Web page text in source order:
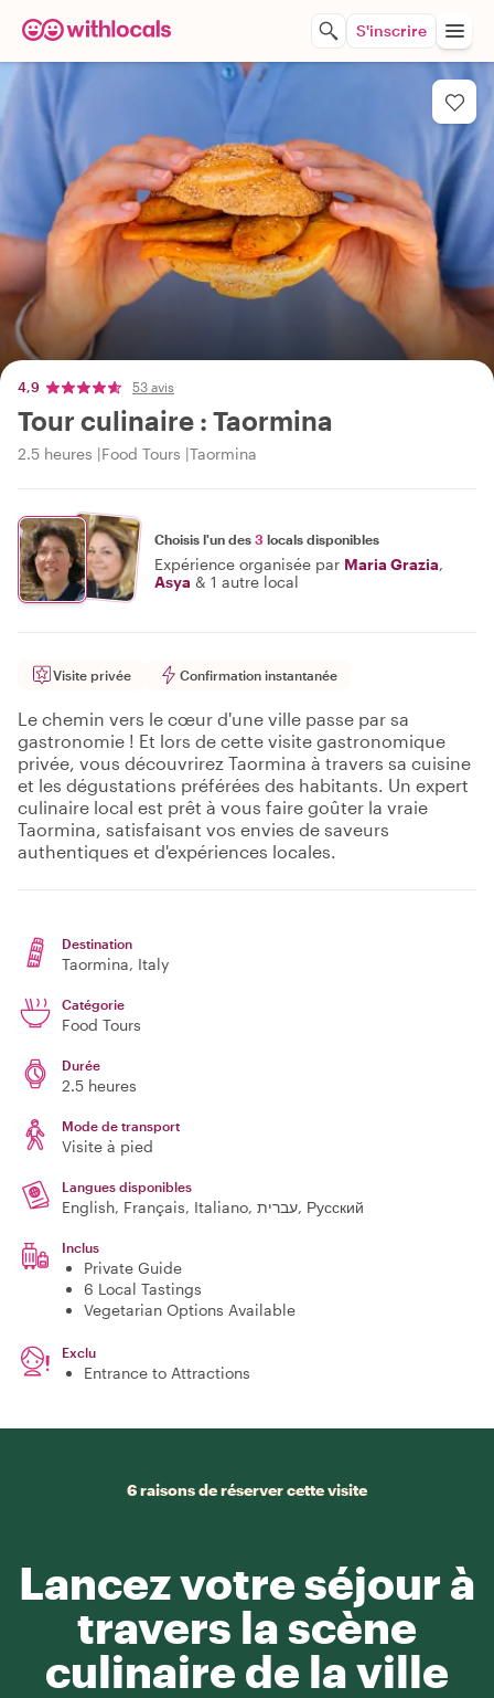
S'inscrire
4,9 53 avis
Tour culinaire : Taormina
2.5 heures Food Tours Taormina
Choisis l'un des 3 locals disponibles
Expérience organisée par Maria Grazia,
Asya & 1 autre local
Visite privée Confirmation instantanée
Le chemin vers le cœur d'une ville passe par sa
gastronomie ! Et lors de cette visite gastronomique
privée, vous découvrirez Taormina à travers sa cuisine
et les dégustations préférées des habitants. Un expert
culinaire local est prêt à vous faire goûter la vraie
Taormina, satisfaisant vos envies de saveurs
authentiques et d'expériences locales.
Destination
Taormina, Italy
Catégorie
Food Tours
Durée
2.5 heures
Mode de transport
Visite à pied
Langues disponibles
English, Français, Italiano, עברית, Русский
Inclus
Private Guide
6 Local Tastings
Vegetarian Options Available
Exclu
Entrance to Attractions
6 raisons de réserver cette visite
Lancez votre séjour à
travers la scène
culinaire de la ville